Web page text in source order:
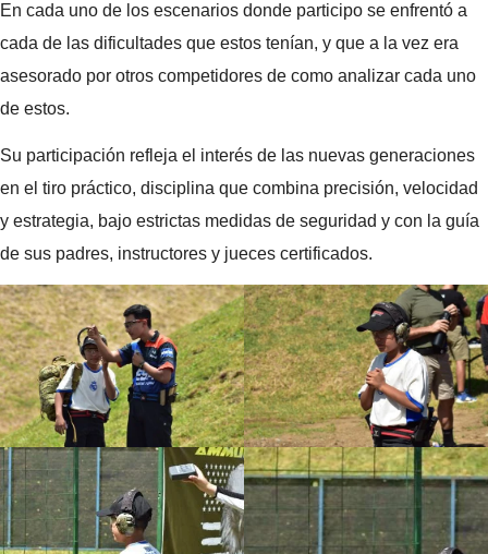
En cada uno de los escenarios donde participo se enfrentó a
cada de las dificultades que estos tenían, y que a la vez era
asesorado por otros competidores de como analizar cada uno
de estos.
Su participación refleja el interés de las nuevas generaciones
en el tiro práctico, disciplina que combina precisión, velocidad
y estrategia, bajo estrictas medidas de seguridad y con la guía
de sus padres, instructores y jueces certificados.